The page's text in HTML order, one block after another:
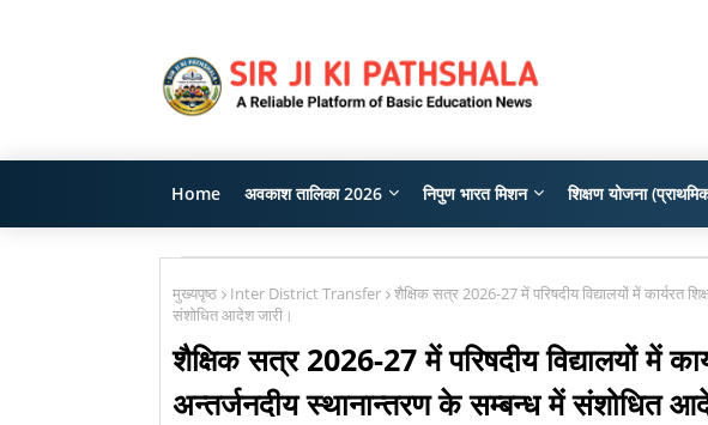
Home अवकाश तालिका 2026 निपुण भारत मिशन शिक्षण योजना
मुख्यपृष्ठ Inter District Transfer
शैक्षिक सत्र 2026-27 में परिषदीय विद्यालयों में कार्यरत
संशोधित आदेश जारी।
शैक्षिक सत्र 2026-27 में परिषदीय विद्यालयों में
अन्तर्जनदीय स्थानान्तरण के सम्बन्ध में संशोधित